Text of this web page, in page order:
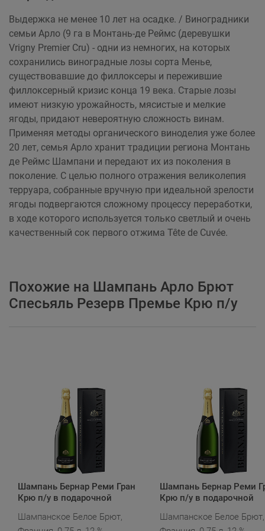
Выдержка не менее 10 лет на осадке. / Виноградники
семьи Арло (9 га в Монтань-де Реймс (деревушки
Vrigny Premier Cru) - одни из немногих, на которых
сохранились виноградные лозы сорта Менье,
существовавшие до филлоксеры и пережившие
филлоксерный кризис конца 19 века. Старые лозы
имеют низкую урожайность, мясистые и мелкие
ягоды, придают невероятную сложность винам.
Применяя методы органического виноделия уже более
20 лет, семья Арло хранит традиции региона Монтань
де Реймс Шампани и передают их из поколения в
поколение. C целью полного отражения великолепия
терруара, cобранные вручную при идеальной зрелости
ягоды подвергаются сложному процессу переработки,
в ходе которого используется только светлый и очень
качественный сок первого отжима Tête de Cuvée.
Похожие на Шампань Арло Брют
Спесьяль Резерв Премье Крю п/у
Шампань Бернар Реми Гран
Крю п/у в подарочной
Шампанское Белое Брют,
Шампань Бернар Реми
Крю п/у в подарочной
Шампанское Белое Брют,